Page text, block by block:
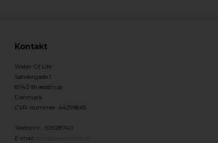
Kontakt
Water Of Life
Søndergade 1
8740 Brædstrup
Danmark
CVR-nummer: 44295865
Telefonnr.: 92928740
E-mail: Info@wateroflife.dk